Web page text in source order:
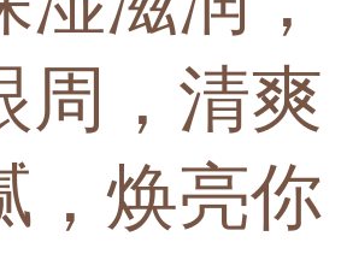
周，清爽
，焕亮你